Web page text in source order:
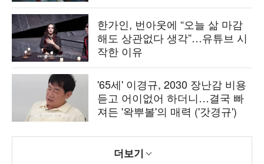
한가인, 번아웃에 “오늘 삶 마감
해도 상관없다 생각”…유튜브 시
작한 이유
'65세' 이경규, 2030 장난감 비용
듣고 어이없어 하더니…결국 빠
져든 '왁뿌볼'의 매력 ('갓경규')
더보기